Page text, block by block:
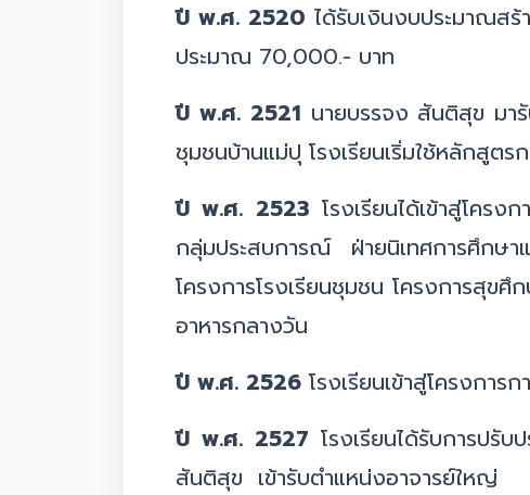
ปี พ.ศ. 2520 ได้รับเงินงบประมาณ
ประมาณ 70,000.- บาท
ปี พ.ศ. 2521 นายบรรจง สันติสุข มา
ชุมชนบ้านแม่ปุ โรงเรียนเริ่มใช้หลักสู
ปี พ.ศ. 2523 โรงเรียนได้เข้าสู่โคร
กลุ่มประสบการณ์ ฝ่ายนิเทศการศึก
โครงการโรงเรียนชุมชน โครงการสุ
อาหารกลางวัน
ปี พ.ศ. 2526 โรงเรียนเข้าสู่โครงกา
ปี พ.ศ. 2527 โรงเรียนได้รับการปรั
สันติสุข เข้ารับตำแหน่งอาจารย์ใหญ่